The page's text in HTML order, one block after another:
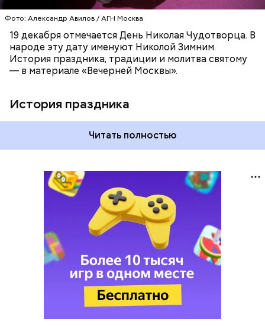
Фото: Александр Авилов / АГН Москва
19 декабря отмечается День Николая Чудотворца. В
народе эту дату именуют Николой Зимним.
История праздника, традиции и молитва святому
— в материале «Вечерней Москвы».
История праздника
Читать полностью